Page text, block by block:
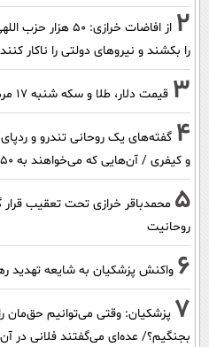
2
از افاضات خرازی:
را بکشند و نیرو‌های دولتی را ناکار
3 قیمت دلار، طلا و سکه شنبه ۱۷ مرداد ۱۴۰۵ (+جدول قیمت)
4
و کیفری / آن‌هایی که می‌خواهند به ۲۵۰ هزار نفر بپیوندند بدانند ...
5 محمدباقر خرازی تحت تعقیب قرار
روحانیت
6 واکنش پزشکیان به شایعه تهدید
7 پزشکیان: وقتی می‌توانیم حق‌مان
بجنگیم؟/ عده‌ای می‌گفتند فلانی در آن